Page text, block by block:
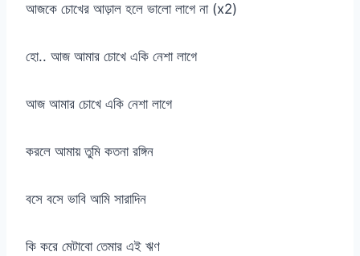
আজকে চোখের আড়াল হলে ভালো লাগে না (x2)
হো.. আজ আমার চোখে একি নেশা লাগে
আজ আমার চোখে একি নেশা লাগে
করলে আমায় তুমি কতনা রঙ্গিন
বসে বসে ভাবি আমি সারাদিন
কি করে মেটাবো তেমার এই ঋণ